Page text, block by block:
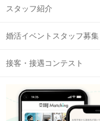
スタッフ紹介
婚活イベントスタッフ募集
接客・接遇コンテスト